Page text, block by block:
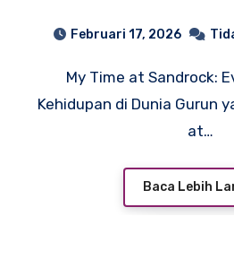
Februari 17, 2026
My Time at Sandrock: Evolusi Simulasi
Kehidupan di Dunia Gurun
at…
Baca Lebih